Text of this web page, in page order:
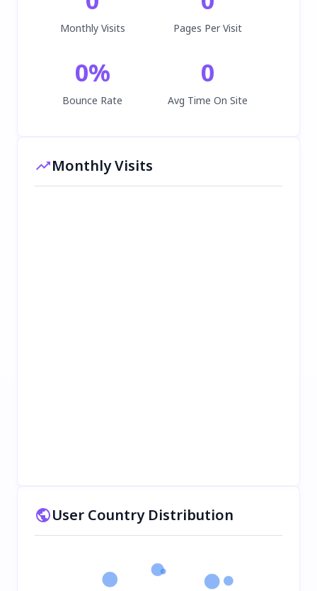
Monthly Visits Pages Per Visit
0%
Bounce Rate
0
Avg Time On Site
Monthly Visits
User Country Distribution